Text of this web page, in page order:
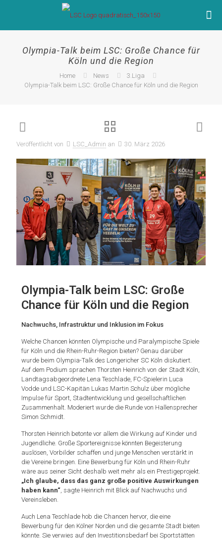
Olympia-Talk beim LSC: Große Chance für
Köln und die Region
Home News
3.Liga
Olympia-Talk beim LSC: Große Chance für Köln und die Region
Veröffentlicht von LSC_Admin an 30. März 2026
Olympia-Talk beim LSC: Große
Chance für Köln und die Region
Nachwuchs, Infrastruktur und Inklusion im Fokus
Welche Chancen könnten Olympische und Paralympische Spiele
für Köln und die Rhein-Ruhr-Region bieten? Genau darüber
wurde beim Olympia-Talk des Longericher SC Köln diskutiert.
Auf dem Podium sprachen Thorsten Heinrich von der Stadt Köln,
Landtagsabgeordnete Lena Teschlade, FC-Spielerin Luca
Vodde und LSC-Kapitän Lukas Martin Schulz über mögliche
Impulse für Sport, Stadtentwicklung und gesellschaftlichen
Zusammenhalt. Moderiert wurde die Runde von Hallensprecher
Simon Schmidt.
Thorsten Heinrich betonte vor allem die Wirkung auf Kinder und
Jugendliche. Große Sportereignisse könnten Begeisterung
auslösen, Vorbilder schaffen und junge Menschen verstärkt in
die Vereine bringen. Eine Bewerbung für Köln und Rhein-Ruhr
wäre aus seiner Sicht deshalb weit mehr als ein Prestigeprojekt.
„Ich glaube, dass das ganz große positive Auswirkungen
haben kann“, sagte Heinrich mit Blick auf Nachwuchs und
Vereinsleben.
Auch Lena Teschlade hob die Chancen hervor, die eine
Bewerbung für den Kölner Norden und die gesamte Stadt bieten
könnte. Sie verwies auf den Investitionsbedarf bei Sportstätten